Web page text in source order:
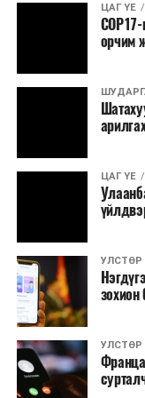
ЦАГ ҮЕ
орчим
ЦАГ ҮЕ
УЛСТӨР
зохион
УЛСТӨР